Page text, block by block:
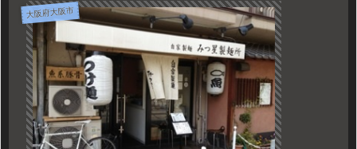
大阪府大阪市